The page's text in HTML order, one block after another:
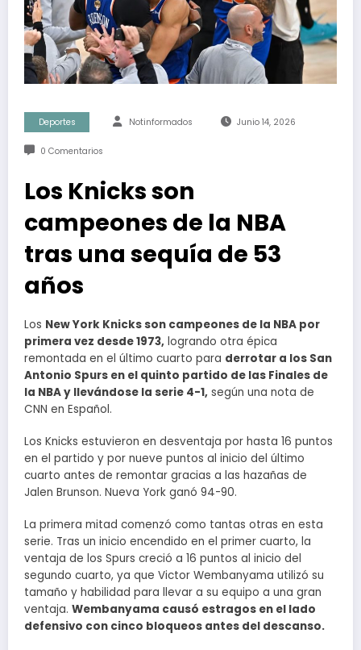
Deportes Notinformados Junio 14, 2026
0 Comentarios
Los Knicks son
campeones de la NBA
tras una sequía de 53
años
Los New York Knicks son campeones de la NBA por
primera vez desde 1973, logrando otra épica
remontada en el último cuarto para derrotar a los San
Antonio Spurs en el quinto partido de las Finales de
la NBA y llevándose la serie 4-1, según una nota de
CNN en Español.
Los Knicks estuvieron en desventaja por hasta 16 puntos
en el partido y por nueve puntos al inicio del último
cuarto antes de remontar gracias a las hazañas de
Jalen Brunson. Nueva York ganó 94-90.
La primera mitad comenzó como tantas otras en esta
serie. Tras un inicio encendido en el primer cuarto, la
ventaja de los Spurs creció a 16 puntos al inicio del
segundo cuarto, ya que Victor Wembanyama utilizó su
tamaño y habilidad para llevar a su equipo a una gran
ventaja. Wembanyama causó estragos en el lado
defensivo con cinco bloqueos antes del descanso.